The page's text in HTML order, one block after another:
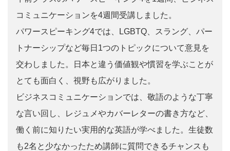
コミュニケーションを4週間受講しました。
パワースピーキング4では、LGBTQ、スラング、パー
トナーシップなど毎日1つのトピックについて意見を
交わしました。日本と違う価値観や慣習を学ぶことが
とても面白く、視野も広がりました。
ビジネスコミュニケーションでは、敬語のような丁寧
な言い回し、レジュメやカバーレターの書き方など、
働く前に知りたい実用的な英語が学べました。生徒数
も2名と少なかったため講師に質問できるチャンスも